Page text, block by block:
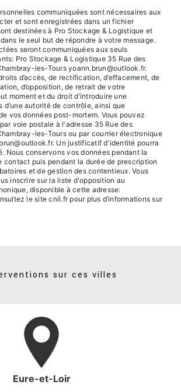
communiquées sont nécessaires aux
et sont enregistrées dans un fichier
destinées à Pro Stockage & Logistique et
le seul but de répondre à votre message.
seront communiquées aux seuls
Pro Stockage & Logistique 35 Rue des
les-Tours yoann.brun@outlook.fr.
d’accès, de rectification, d’effacement, de
d’opposition, de retrait de votre
moment et du droit d’introduire une
d’une autorité de contrôle, ainsi que
vos données post-mortem. Vous pouvez
voie postale à l'adresse 35 Rue des
les-Tours ou par courrier électronique
Un justificatif d'identité pourra
Nous conservons vos données pendant la
contact puis pendant la durée de prescription
et de gestion des contentieux. Vous
inscrire sur la liste d'opposition au
disponible à cette adresse:
le site cnil.fr pour plus d’informations sur
sur ces villes
Eure-et-Loir